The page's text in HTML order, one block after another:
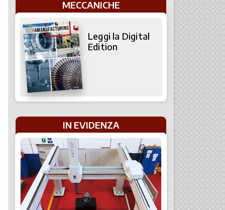
MECCANICHE
Leggi la Digital
Edition
IN EVIDENZA